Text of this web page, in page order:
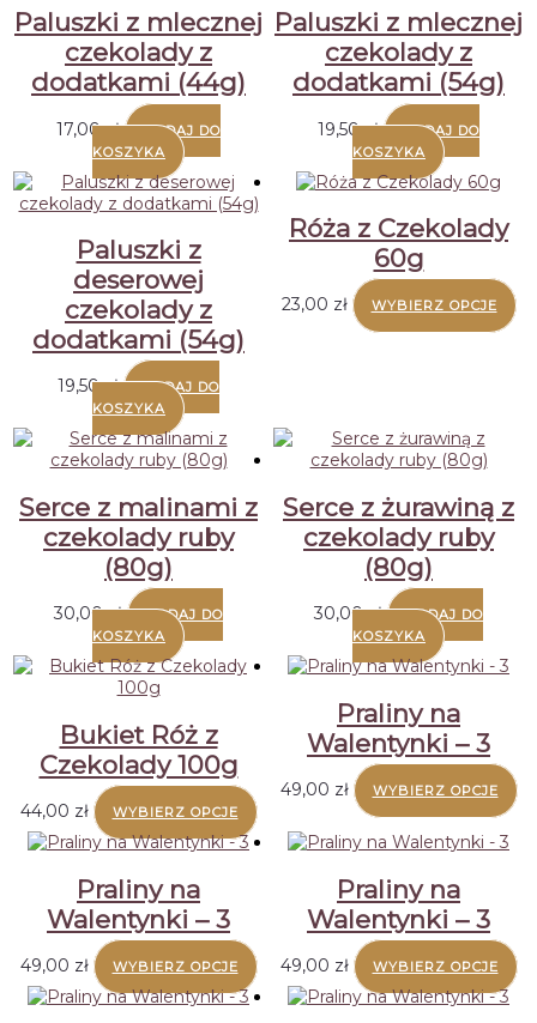
Paluszki z mlecznej
czekolady z
dodatkami (44g)
17,00zł
DODAJ DO
KOSZYKA
Paluszki z mlecznej
czekolady z
dodatkami (54g)
19,50zł
DODAJ DO
KOSZYKA
Paluszki z
deserowej
czekolady z
dodatkami (54g)
19,50zł
DODAJ DO
KOSZYKA
Róża z Czekolady
60g
23,00 zł WYBIERZ OPCJE
Serce z malinami z
czekolady ruby
(80g)
30,00zł
DODAJ DO
KOSZYKA
Serce z żurawiną z
czekolady ruby
(80g)
30,00zł
DODAJ DO
KOSZYKA
Bukiet Róż z
Czekolady 100g
44,00 zł WYBIERZ OPCJE
Ten
produkt
ma
wariantów.
można
wybrać
na
stronie
Praliny na
Walentynki – 3
49,00 zł WYBIERZ OPCJE
Praliny na
Walentynki – 3
49,00 zł WYBIERZ OPCJE
Praliny na
Walentynki – 3
49,00 zł WYBIERZ OPCJE